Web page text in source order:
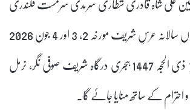
رحمۃ اللہ علیہ کا 99واں سالانہ عرسِ شریف مورخہ 2، 3 اور 4 جون 2026
مطابق 15، 16 اور 17 ذی الحجہ 1447 ہجری درگاہ شریف صوفی نگر، نرمل
کے ساتھ منایا جائے گا.